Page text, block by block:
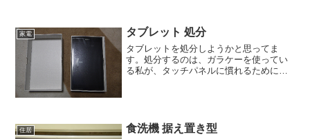
家電 タブレット 処分
タブレットを処分しようかと思ってま
す。処分するのは、ガラケーを使ってい
る私が、タッチパネルに慣れるために購
住居 食洗機 据え置き型